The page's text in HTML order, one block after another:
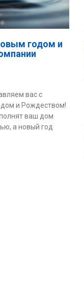
годом и
вас с
и Рождеством!
ваш дом
а новый год